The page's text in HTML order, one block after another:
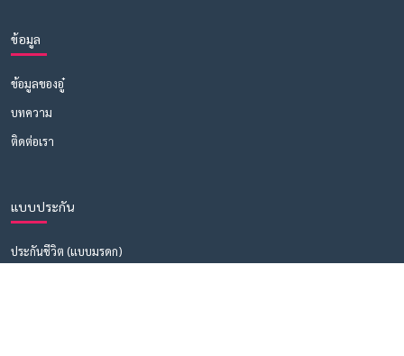
ข้อมูล
ข้อมูลของอู๋
บทความ
ติดต่อเรา
แบบประกัน
ประกันชีวิต (แบบมรดก)